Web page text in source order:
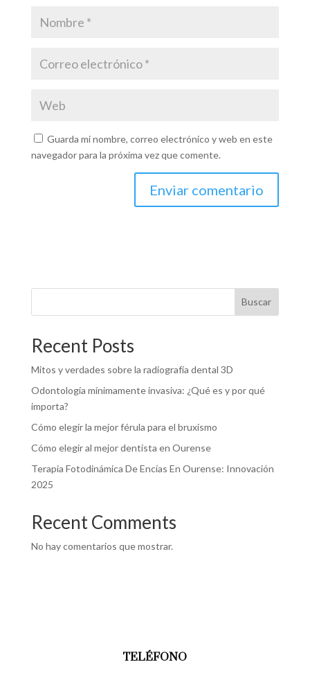
Guarda mi nombre, correo electrónico y web en este
navegador para la próxima vez que comente.
Buscar
Recent Posts
Mitos y verdades sobre la radiografía dental 3D
Odontología mínimamente invasiva: ¿Qué es y por qué
importa?
Cómo elegir la mejor férula para el bruxismo
Cómo elegir al mejor dentista en Ourense
Terapia Fotodinámica De Encías En Ourense: Innovación
2025
Recent Comments
No hay comentarios que mostrar.
TELÉFONO